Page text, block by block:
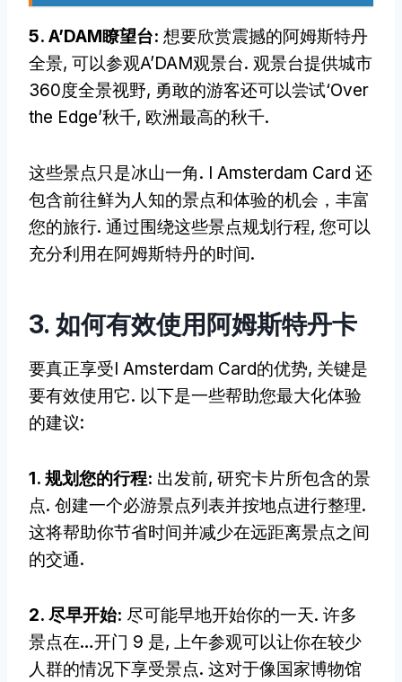
5. A’DAM瞭望台: 想要欣赏震撼的阿姆斯特丹
全景, 可以参观A’DAM观景台. 观景台提供城市
360度全景视野, 勇敢的游客还可以尝试‘Over
the Edge’秋千, 欧洲最高的秋千.
这些景点只是冰山一角. I Amsterdam Card 还
包含前往鲜为人知的景点和体验的机会，丰富
您的旅行. 通过围绕这些景点规划行程, 您可以
充分利用在阿姆斯特丹的时间.
3. 如何有效使用阿姆斯特丹卡
要真正享受I Amsterdam Card的优势, 关键是
要有效使用它. 以下是一些帮助您最大化体验
的建议:
1. 规划您的行程: 出发前, 研究卡片所包含的景
点. 创建一个必游景点列表并按地点进行整理.
这将帮助你节省时间并减少在远距离景点之间
的交通.
2. 尽早开始: 尽可能早地开始你的一天. 许多
景点在…开门 9 是, 上午参观可以让你在较少
人群的情况下享受景点. 这对于像国家博物馆